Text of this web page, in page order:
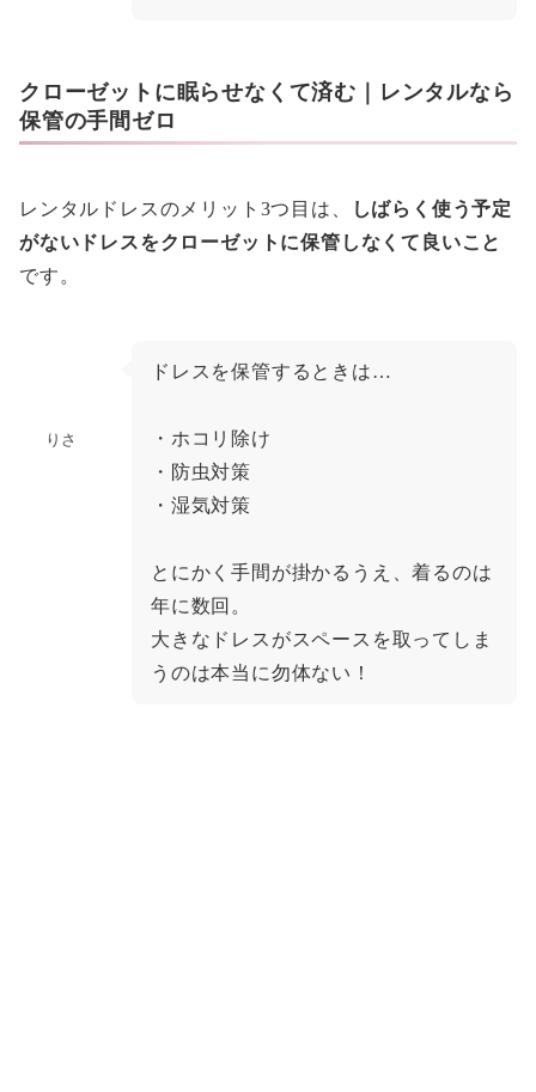
クローゼットに眠らせなくて済む｜レンタルなら
保管の手間ゼロ
レンタルドレスのメリット3つ目は、
しばらく使う予定
がないドレスをクローゼットに保管しなくて良いこと
です。
りさ
ドレスを保管するときは…
・ホコリ除け
・防虫対策
・湿気対策
とにかく手間が掛かるうえ、着るのは
年に数回。
大きなドレスがスペースを取ってしま
うのは本当に勿体ない！